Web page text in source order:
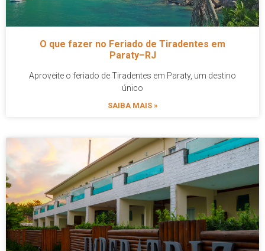
O que fazer no Feriado de Tiradentes em
Paraty–RJ
Aproveite o feriado de Tiradentes em Paraty, um destino
único
SAIBA MAIS »